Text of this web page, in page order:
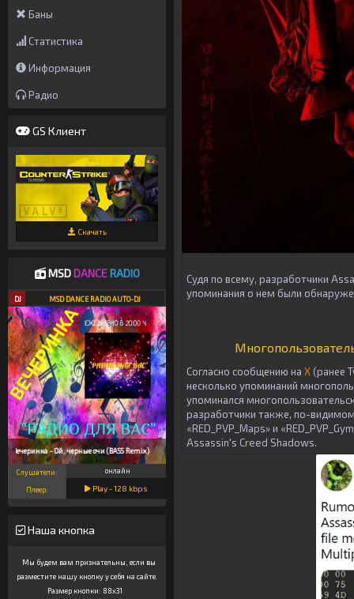
Баны
Статистика
Информация
Радио
GS Клиент
Скачать
MSDDANCE RADIO
DJ MSD DANCE RADIO AUTO-DJ
Вечеринка - Ой, черные очи (BASS Remix)
Слушатели: онлайн
Плеер: Play -128 kbps
Наша кнопка
Мы будем вам признательны, если вы
разместите нашу кнопку у себя на сайте.
Размер кнопки: 88x31
Судя по всему, разработчики
упоминания о нем были
Согласно сообщению на X (ранее
несколько упоминаний
упоминался
разработчики также, по-
«RED_PVP_Maps» и
Assassin's Creed Shadows.